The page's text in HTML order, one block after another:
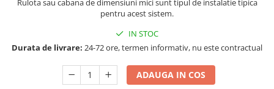
PWM
Convertoare de tensiune
Sisteme de stocare energie
Rulota sau cabana de dimensiuni mici sunt tipul de instalatie tipica
pentru acest sistem.
IN STOC
Durata de livrare: 24-72 ore, termen informativ, nu este contractual
ADAUGA IN COS